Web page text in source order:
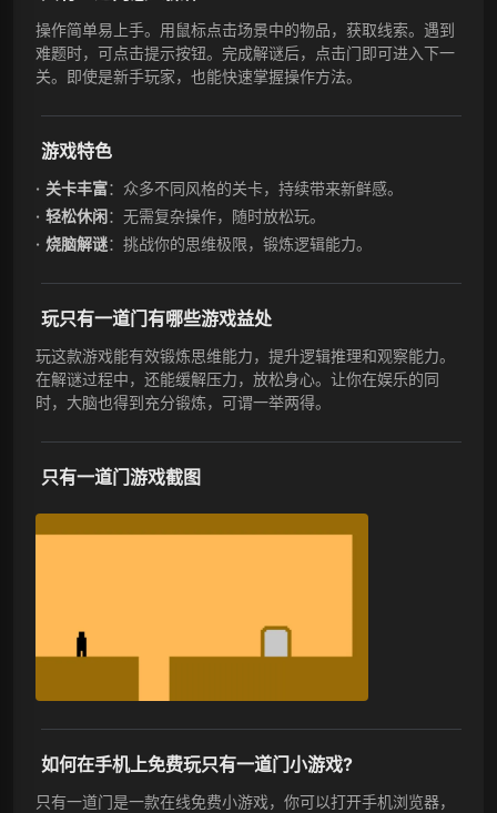
操作简单易上手。用鼠标点击场景中的物品，获取线索。遇到
难题时，可点击提示按钮。完成解谜后，点击门即可进入下一
关。即使是新手玩家，也能快速掌握操作方法。
游戏特色
关卡丰富：众多不同风格的关卡，持续带来新鲜感。
轻松休闲：无需复杂操作，随时放松玩。
烧脑解谜：挑战你的思维极限，锻炼逻辑能力。
玩只有一道门有哪些游戏益处
玩这款游戏能有效锻炼思维能力，提升逻辑推理和观察能力。
在解谜过程中，还能缓解压力，放松身心。让你在娱乐的同
时，大脑也得到充分锻炼，可谓一举两得。
只有一道门游戏截图
如何在手机上免费玩只有一道门小游戏?
只有一道门是一款在线免费小游戏，你可以打开手机浏览器，